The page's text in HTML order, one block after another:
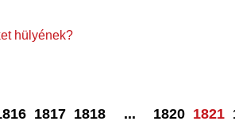
hülyének?
1817 1818 ... 1820 1821